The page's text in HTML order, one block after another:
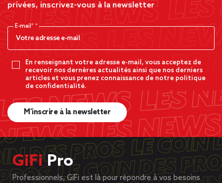
privées, inscrivez-vous à la newsletter
E-mail*
En renseignant votre adresse e-mail, vous acceptez de
recevoir nos dernères actualités ainsi que nos derniers
articles et vous prenez connaissance de notre politique
de confidentialité.
M’inscrire à la newsletter
GiFiPro
Professionnels, GiFi est là pour répondre à vos besoins